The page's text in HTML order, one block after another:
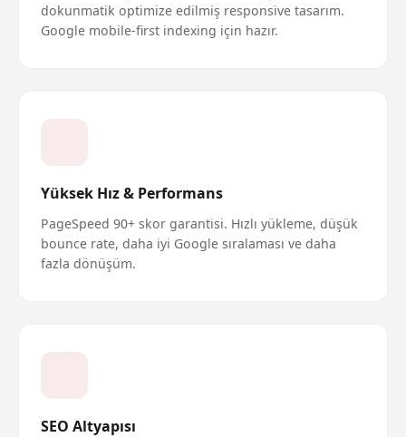
dokunmatik optimize edilmiş responsive tasarım.
Google mobile-first indexing için hazır.
Yüksek Hız & Performans
PageSpeed 90+ skor garantisi. Hızlı yükleme, düşük
bounce rate, daha iyi Google sıralaması ve daha
fazla dönüşüm.
SEO Altyapısı